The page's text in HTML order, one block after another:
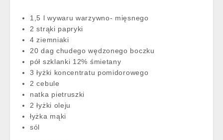
1,5 l wywaru warzywno- mięsnego
2 strąki papryki
4 ziemniaki
20 dag chudego wędzonego boczku
pół szklanki 12% śmietany
3 łyżki koncentratu pomidorowego
2 cebule
natka pietruszki
2 łyżki oleju
łyżka mąki
sól